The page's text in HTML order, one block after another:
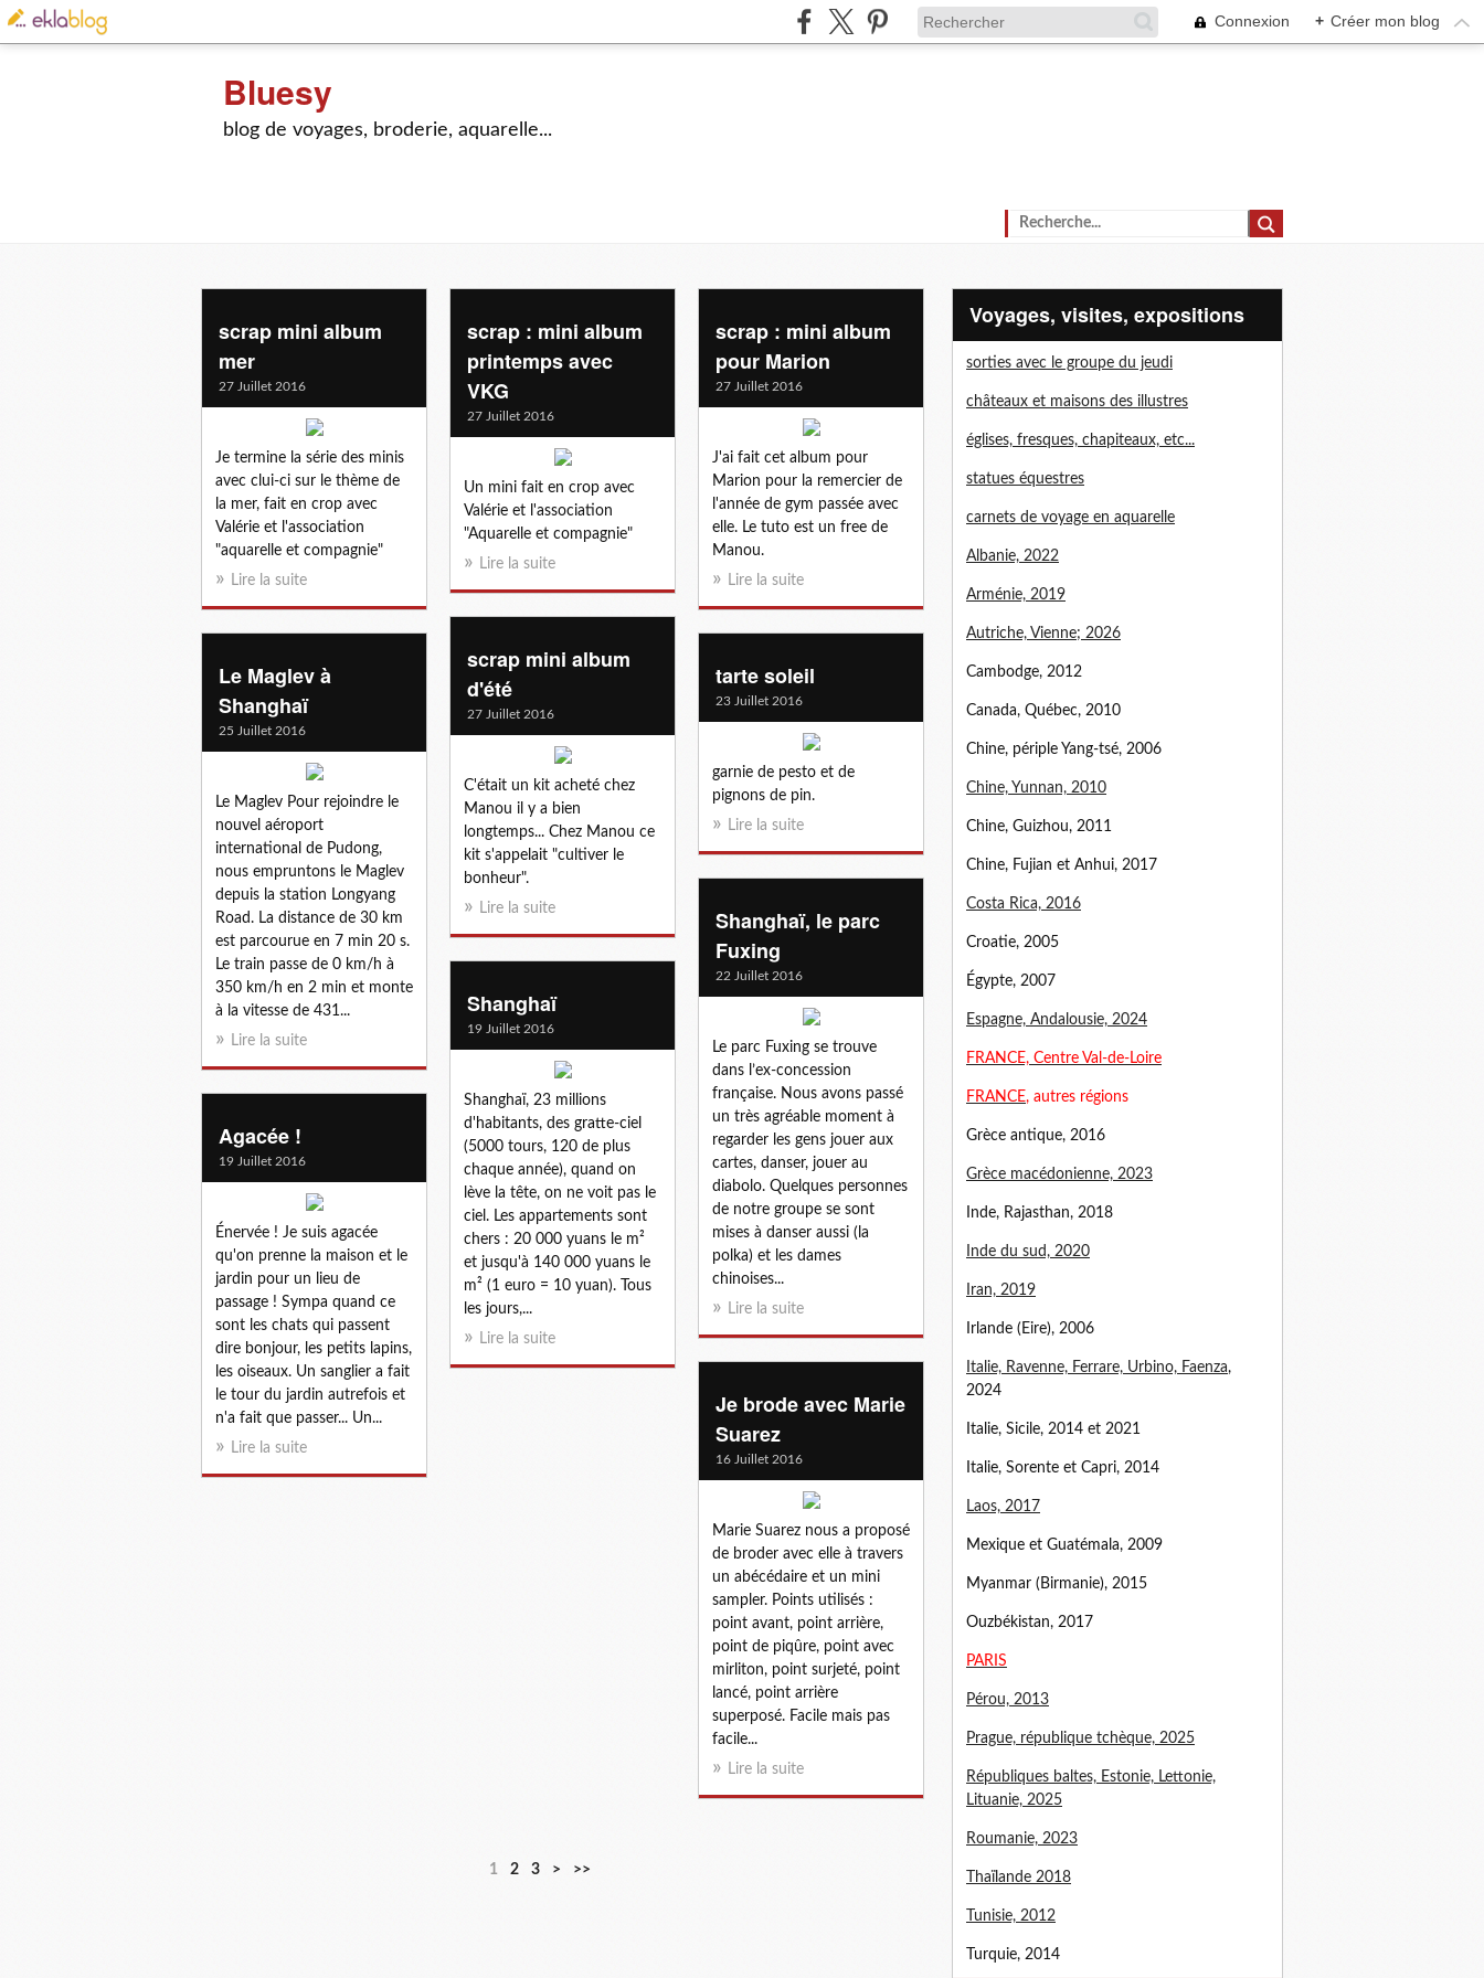
Connexion + Créer mon blog
Bluesy
blog de voyages, broderie, aquarelle...
scrap mini album
mer
27 Juillet 2016
Je termine la série des minis
avec clui-ci sur le thème de
la mer, fait en crop avec
Valérie et l'association
"aquarelle et compagnie"
Lire la suite
scrap : mini album
printemps avec
VKG
27 Juillet 2016
Un mini fait en crop avec
Valérie et l'association
"Aquarelle et compagnie"
Lire la suite
scrap : mini album
pour Marion
27 Juillet 2016
J'ai fait cet album pour
Marion pour la remercier de
l'année de gym passée avec
elle. Le tuto est un free de
Manou.
Lire la suite
scrap mini album
d'été
27 Juillet 2016
C'était un kit acheté chez
Manou il y a bien
longtemps... Chez Manou ce
kit s'appelait "cultiver le
bonheur".
Lire la suite
Le Maglev à
Shanghaï
25 Juillet 2016
Le Maglev Pour rejoindre le
nouvel aéroport
international de Pudong,
nous empruntons le Maglev
depuis la station Longyang
Road. La distance de 30 km
est parcourue en 7 min 20 s.
Le train passe de 0 km/h à
350 km/h en 2 min et monte
à la vitesse de 431...
Lire la suite
tarte soleil
23 Juillet 2016
garnie de pesto et de
pignons de pin.
Lire la suite
Shanghaï, le parc
Fuxing
22 Juillet 2016
Le parc Fuxing se trouve
dans l’ex-concession
française. Nous avons passé
un très agréable moment à
regarder les gens jouer aux
cartes, danser, jouer au
diabolo. Quelques personnes
de notre groupe se sont
mises à danser aussi (la
polka) et les dames
chinoises...
Lire la suite
Shanghaï
19 Juillet 2016
Shanghaï, 23 millions
d'habitants, des gratte-ciel
(5000 tours, 120 de plus
chaque année), quand on
lève la tête, on ne voit pas le
ciel. Les appartements sont
chers : 20 000 yuans le m²
et jusqu'à 140 000 yuans le
m² (1 euro = 10 yuan). Tous
les jours,...
Lire la suite
Agacée !
19 Juillet 2016
Énervée ! Je suis agacée
qu'on prenne la maison et le
jardin pour un lieu de
passage ! Sympa quand ce
sont les chats qui passent
dire bonjour, les petits lapins,
les oiseaux. Un sanglier a fait
le tour du jardin autrefois et
n'a fait que passer... Un...
Lire la suite
Je brode avec Marie
Suarez
16 Juillet 2016
Marie Suarez nous a proposé
de broder avec elle à travers
un abécédaire et un mini
sampler. Points utilisés :
point avant, point arrière,
point de piqûre, point avec
mirliton, point surjeté, point
lancé, point arrière
superposé. Facile mais pas
facile...
Lire la suite
1 2 3 > >>
voyages, visites, expositions
sorties avec le groupe du jeudi
châteaux et maisons des illustres
églises, fresques, chapiteaux, etc...
statues équestres
carnets de voyage en aquarelle
Albanie, 2022
Arménie, 2019
Autriche, Vienne; 2026
Cambodge, 2012
Canada, Québec, 2010
Chine, périple Yang-tsé, 2006
Chine, Yunnan, 2010
Chine, Guizhou, 2011
Chine, Fujian et Anhui, 2017
Costa Rica, 2016
Croatie, 2005
Égypte, 2007
Espagne, Andalousie, 2024
FRANCE, Centre Val-de-Loire
FRANCE, autres régions
Grèce antique, 2016
Grèce macédonienne, 2023
Inde, Rajasthan, 2018
Inde du sud, 2020
Iran, 2019
Irlande (Eire), 2006
Italie, Ravenne, Ferrare, Urbino, Faenza,
2024
Italie, Sicile, 2014 et 2021
Italie, Sorente et Capri, 2014
Laos, 2017
Mexique et Guatémala, 2009
Myanmar (Birmanie), 2015
Ouzbékistan, 2017
PARIS
Pérou, 2013
Prague, république tchèque, 2025
Républiques baltes, Estonie, Lettonie,
Lituanie, 2025
Roumanie, 2023
Thaïlande 2018
Tunisie, 2012
Turquie, 2014